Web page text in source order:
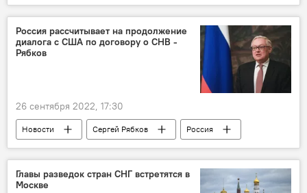
Вячеслав Володин
Россия
Россия рассчитывает на продолжение
диалога с США по договору о СНВ -
Рябков
26 сентября 2022, 17:30
Новости Сергей Рябков
Россия
США
СНВ-3 заявление
Главы разведок стран СНГ встретятся в
Москве